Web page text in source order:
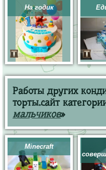
На годик
Работы других
торты.сайт
мальчиков»
Minecraft